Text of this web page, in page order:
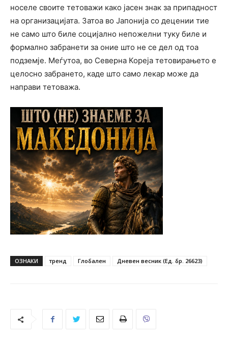
носеле своите тетоважи како јасен знак за припадност
на организацијата. Затоа во Јапонија со децении тие
не само што биле социјално непожелни туку биле и
формално забранети за оние што не се дел од тоа
подземје. Меѓутоа, во Северна Кореја тетовирањето е
целосно забрането, каде што само лекар може да
направи тетоважа.
ОЗНАКИ тренд Глобален Дневен весник (Ед. бр. 26623)